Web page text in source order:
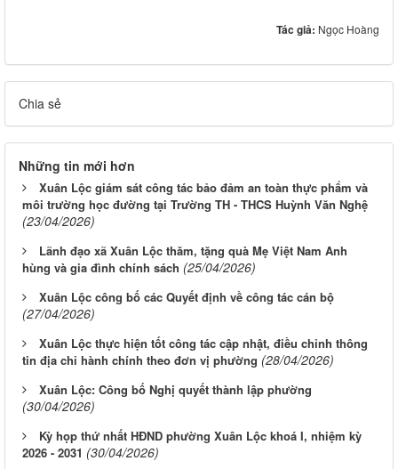
Tác giả: Ngọc Hoàng
Chia sẻ
Những tin mới hơn
Xuân Lộc giám sát công tác bảo đảm an toàn thực phẩm và
môi trường học đường tại Trường TH - THCS Huỳnh Văn Nghệ
(23/04/2026)
Lãnh đạo xã Xuân Lộc thăm, tặng quà Mẹ Việt Nam Anh
hùng và gia đình chính sách (25/04/2026)
Xuân Lộc công bố các Quyết định về công tác cán bộ
(27/04/2026)
Xuân Lộc thực hiện tốt công tác cập nhật, điều chỉnh thông
tin địa chỉ hành chính theo đơn vị phường (28/04/2026)
Xuân Lộc: Công bố Nghị quyết thành lập phường
(30/04/2026)
Kỳ họp thứ nhất HĐND phường Xuân Lộc khoá I, nhiệm kỳ
2026 - 2031 (30/04/2026)